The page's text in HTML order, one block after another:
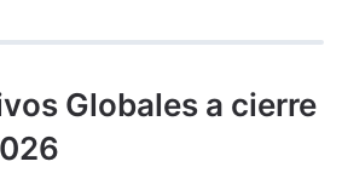
Globales a cierre